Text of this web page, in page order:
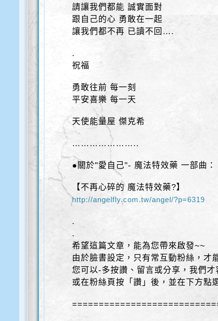
請讓我們都能 誠實面對
跟自己的心 勇敢在一起
讓我們都不再 已讀不回….
.
祝福
勇敢往前 每一刻
平安喜樂 每一天
天使能量屋 傑克希
…………………..
●關於"愛自己"- 魔法特效藥 一部曲：
【不再心碎的 魔法特效藥?】
http://angelfly.com.tw/angel/?p=6319
.
.
希望這篇文章，能為您帶來啟發~~
由於臉書設定，只有常互動粉絲，才
您可以-多按讚、留言或分享，我們
或在粉絲頁按「讚」後，並在下方點